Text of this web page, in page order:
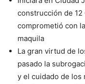
construcción de 12
comprometió con
maquila
La gran virtud de
pasado la
y el cuidado de los